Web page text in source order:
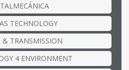
TECHNOLOGY
& TRANSMISSION
4 ENVIRONMENT